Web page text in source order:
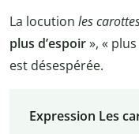
La locution les
plus d’espoir», «
est désespérée.
Expression Les